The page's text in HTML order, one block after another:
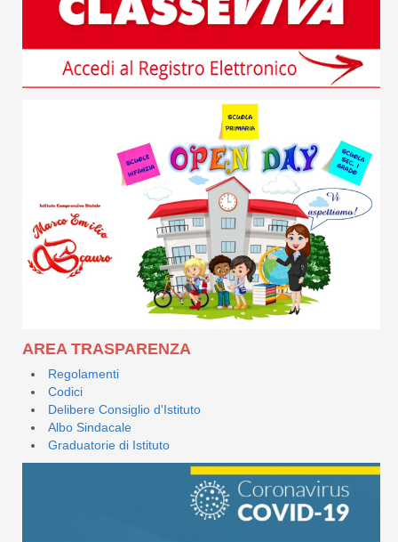
AREA TRASPARENZA
Regolamenti
Codici
Delibere Consiglio d'Istituto
Albo Sindacale
Graduatorie di Istituto